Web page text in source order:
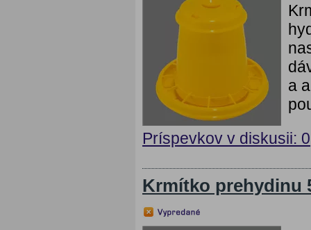
a
Príspevkov v diskusii: 0
Krmítko prehydinu